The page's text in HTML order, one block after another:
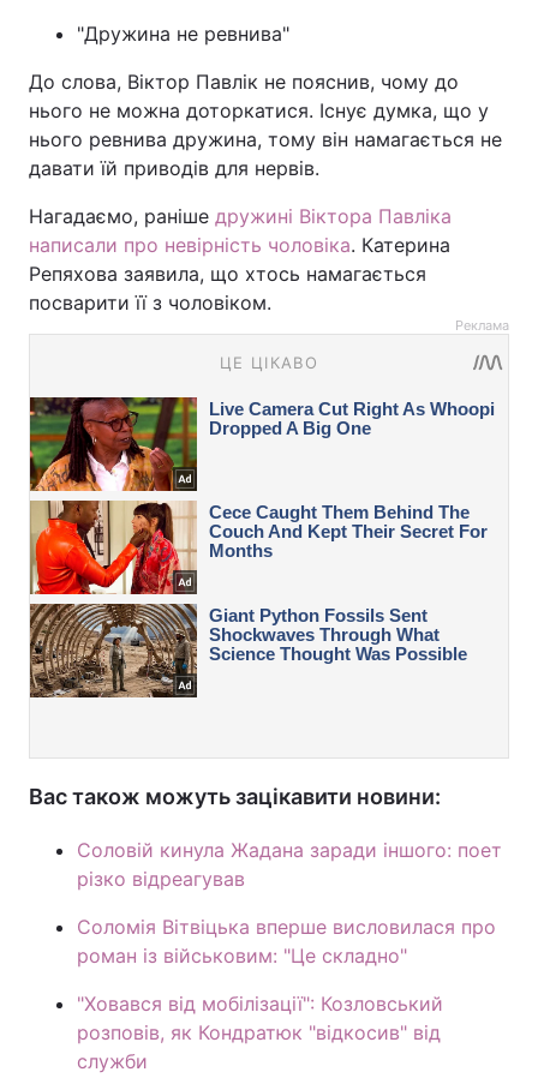
"Дружина не ревнива"
До слова, Віктор Павлік не пояснив, чому до
нього не можна доторкатися. Існує думка, що у
нього ревнива дружина, тому він намагається не
давати їй приводів для нервів.
Нагадаємо, раніше дружині Віктора Павліка
написали про невірність чоловіка. Катерина
Репяхова заявила, що хтось намагається
посварити її з чоловіком.
Реклама
Вас також можуть зацікавити новини:
Соловій кинула Жадана заради іншого: поет
різко відреагував
Соломія Вітвіцька вперше висловилася про
роман із військовим: "Це складно"
"Ховався від мобілізації": Козловський
розповів, як Кондратюк "відкосив" від
служби